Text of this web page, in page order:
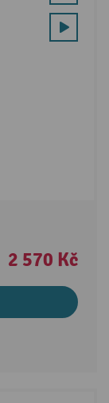
2 570 Kč